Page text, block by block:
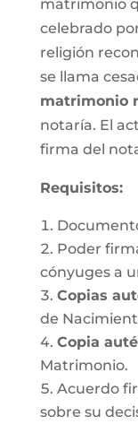
matrimonio
celebrado
religión
se llama
matrimonio
notaría. El
firma del
Requisitos:
Poder
cónyuges a
Copias
de
Copia
Matrimonio.
Acuerdo
sobre su